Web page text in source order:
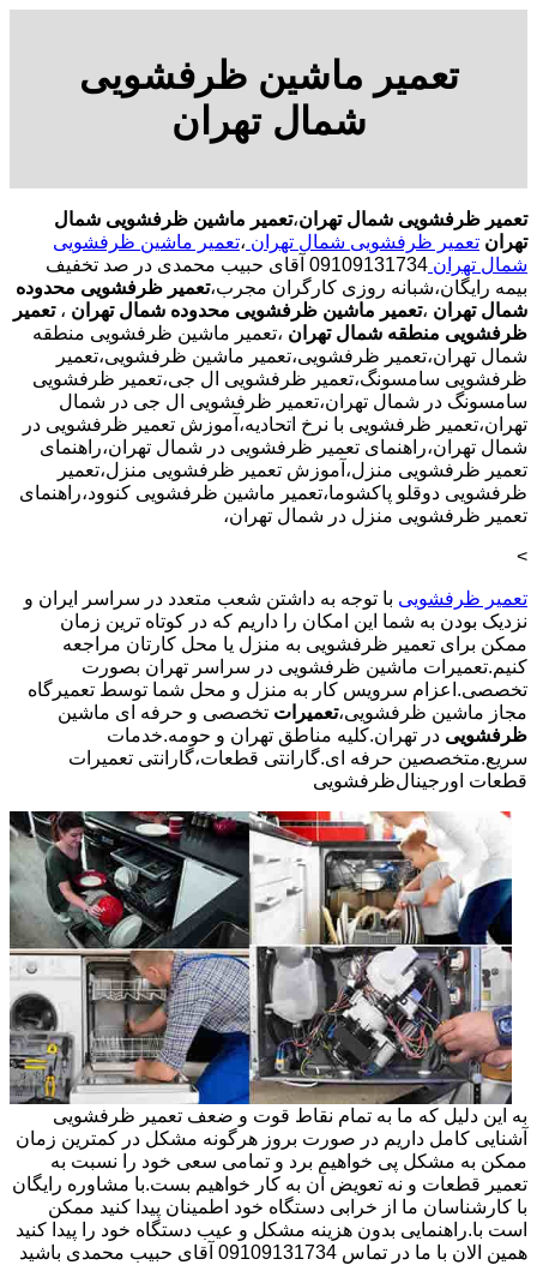
تعمیر ماشین ظرفشویی
شمال تهران
تعمیر ظرفشویی شمال تهران،تعمیر ماشین ظرفشویی شمال
تهران تعمیر ظرفشویی شمال تهران ،تعمیر ماشین ظرفشویی
شمال تهران
09109131734 آقای حبیب محمدی در صد تخفیف
بیمه رایگان،شبانه روزی کارگران مجرب،تعمیر ظرفشویی محدوده
شمال تهران ،تعمیر ماشین ظرفشویی محدوده شمال تهران ، تعمیر
ظرفشویی منطقه شمال تهران ،تعمیر ماشین ظرفشویی منطقه
شمال تهران،تعمیر ظرفشویی،تعمیر ماشین ظرفشویی،تعمیر
ظرفشویی سامسونگ،تعمیر ظرفشویی ال جی،تعمیر ظرفشویی
سامسونگ در شمال تهران،تعمیر ظرفشویی ال جی در شمال
تهران،تعمیر ظرفشویی با نرخ اتحادیه،آموزش تعمیر ظرفشویی در
شمال تهران،راهنمای تعمیر ظرفشویی در شمال تهران،راهنمای
تعمیر ظرفشویی منزل،آموزش تعمیر ظرفشویی منزل،تعمیر
ظرفشویی دوقلو پاکشوما،تعمیر ماشین ظرفشویی کنوود،راهنمای
تعمیر ظرفشویی منزل در شمال تهران،
>
تعمیر ظرفشویی با توجه به داشتن شعب متعدد در سراسر ایران و
نزدیک بودن به شما این امکان را داریم که در کوتاه ترین زمان
ممکن برای تعمیر ظرفشویی به منزل یا محل کارتان مراجعه
کنیم.تعمیرات ماشین ظرفشویی در سراسر تهران بصورت
تخصصی.اعزام سرویس کار به منزل و محل شما توسط تعمیرگاه
مجاز ماشین ظرفشویی،تعمیرات تخصصی و حرفه ای ماشین
ظرفشویی در تهران.کلیه مناطق تهران و حومه.خدمات
سریع.متخصصین حرفه ای.گارانتی قطعات،گارانتی تعمیرات
قطعات اورجینالظرفشویی
به این دلیل که ما به تمام نقاط قوت و ضعف تعمیر ظرفشویی
آشنایی کامل داریم در صورت بروز هرگونه مشکل در کمترین زمان
ممکن به مشکل پی خواهیم برد و تمامی سعی خود را نسبت به
تعمیر قطعات و نه تعویض آن به کار خواهیم بست.با مشاوره رایگان
با کارشناسان ما از خرابی دستگاه خود اطمینان پیدا کنید ممکن
است با.راهنمایی بدون هزینه مشکل و عیب دستگاه خود را پیدا کنید
همین الان با ما در تماس 09109131734 آقای حبیب محمدی باشید